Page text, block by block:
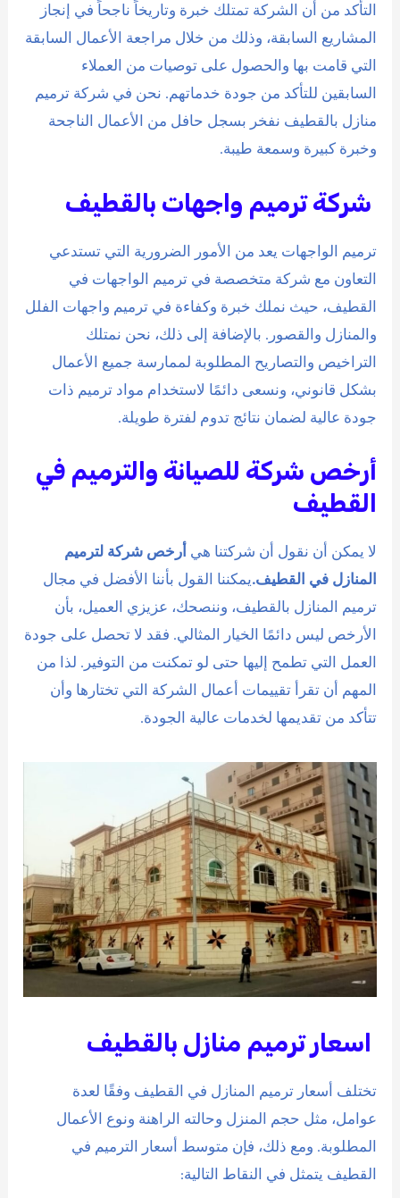
التأكد من أن الشركة تمتلك خبرة وتاريخاً ناجحاً في إنجاز
المشاريع السابقة، وذلك من خلال مراجعة الأعمال السابقة
التي قامت بها والحصول على توصيات من العملاء
السابقين للتأكد من جودة خدماتهم. نحن في شركة ترميم
منازل بالقطيف نفخر بسجل حافل من الأعمال الناجحة
وخبرة كبيرة وسمعة طيبة.
شركة ترميم واجهات بالقطيف
ترميم الواجهات يعد من الأمور الضرورية التي تستدعي
التعاون مع شركة متخصصة في ترميم الواجهات في
القطيف، حيث نملك خبرة وكفاءة في ترميم واجهات الفلل
والمنازل والقصور. بالإضافة إلى ذلك، نحن نمتلك
التراخيص والتصاريح المطلوبة لممارسة جميع الأعمال
بشكل قانوني، ونسعى دائمًا لاستخدام مواد ترميم ذات
جودة عالية لضمان نتائج تدوم لفترة طويلة.
أرخص شركة للصيانة والترميم في
القطيف
لا يمكن أن نقول أن شركتنا هيأرخص شركة لترميم
المنازل في القطيف.يمكننا القول بأننا الأفضل في مجال
ترميم المنازل بالقطيف، وننصحك، عزيزي العميل، بأن
الأرخص ليس دائمًا الخيار المثالي. فقد لا تحصل على جودة
العمل التي تطمح إليها حتى لو تمكنت من التوفير. لذا من
المهم أن تقرأ تقييمات أعمال الشركة التي تختارها وأن
تتأكد من تقديمها لخدمات عالية الجودة.
اسعار ترميم منازل بالقطيف
تختلف أسعار ترميم المنازل في القطيف وفقًا لعدة
عوامل، مثل حجم المنزل وحالته الراهنة ونوع الأعمال
المطلوبة. ومع ذلك، فإن متوسط أسعار الترميم في
القطيف يتمثل في النقاط التالية: